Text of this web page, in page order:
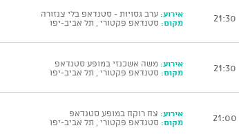
21:30 אירוע: ערב גסויות - סטנדאפ בלי צנזורה
מקום: סטנדאפ פקטורי , תל אביב-יפו
21:30 אירוע: משה אשכנזי במופע סטנדאפ
מקום: סטנדאפ פקטורי , תל אביב-יפו
21:00 אירוע: צח רוקח במופע סטנדאפ
מקום: סטנדאפ פקטורי , תל אביב-יפו